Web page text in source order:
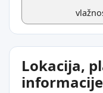
Lokacija,
informacije